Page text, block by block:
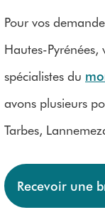
Pour vos
Hautes-
spécialistes du
avons plusieurs
Tarbes,
Recevoir une